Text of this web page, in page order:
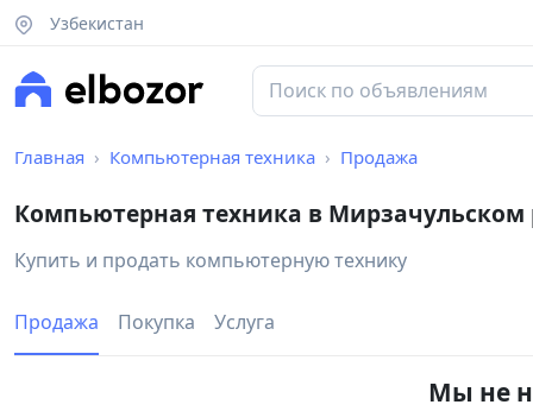
Узбекистан
Главная Компьютерная техника Продажа
Компьютерная техника в Мирзачульском
Купить и продать компьютерную технику
Продажа Покупка Услуга
Мы не